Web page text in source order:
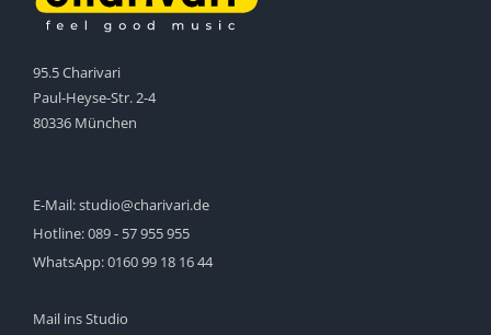
95.5 Charivari
Paul-Heyse-Str. 2-4
80336 München
E-Mail:studio@charivari.de
Hotline:089 - 57 955 955
WhatsApp:0160 99 18 16 44
Mail ins Studio